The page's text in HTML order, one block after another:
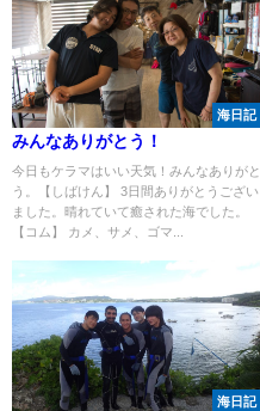
海日記
みんなありがとう！
今日もケラマはいい天気！みんなありがと
う。【しばけん】 3日間ありがとうござい
ました。晴れていて癒された海でした。
【コム】 カメ、サメ、ゴマ...
海日記